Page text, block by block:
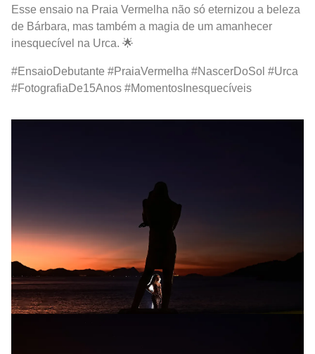
Esse ensaio na Praia Vermelha não só eternizou a beleza
de Bárbara, mas também a magia de um amanhecer
inesquecível na Urca. 🌟
#EnsaioDebutante #PraiaVermelha #NascerDoSol #Urca
#FotografiaDe15Anos #MomentosInesquecíveis